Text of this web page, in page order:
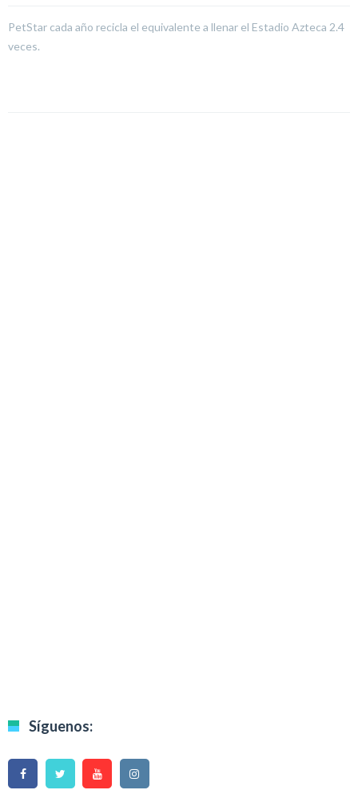
PetStar cada año recicla el equivalente a llenar el Estadio Azteca 2.4
veces.
Síguenos: